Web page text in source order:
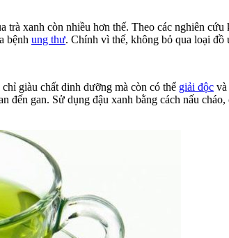
xanh còn nhiều hơn thế. Theo các nghiên
bệnh ung thư. Chính vì thế, không bỏ qua loại đồ
giàu chất dinh dưỡng mà còn có thể giải độc và
gan. Sử dụng đậu xanh bằng cách nấu